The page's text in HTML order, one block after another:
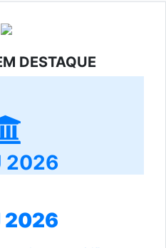
DESTAQUE
2026
2026